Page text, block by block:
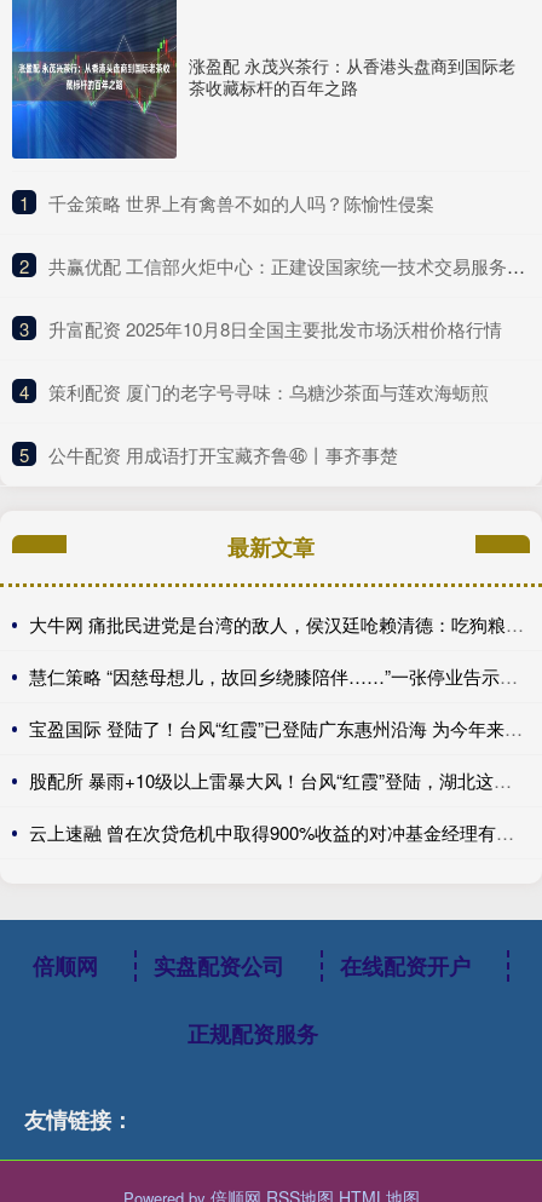
涨盈配 永茂兴茶行：从香港头盘商到国际老
茶收藏标杆的百年之路
1 ​千金策略 世界上有禽兽不如的人吗？陈愉性侵案
2 ​共赢优配 工信部火炬中心：正建设国家统一技术交易服务平台 推动建设全国一体化技术市场
3 ​升富配资 2025年10月8日全国主要批发市场沃柑价格行情
4 ​策利配资 厦门的老字号寻味：乌糖沙茶面与莲欢海蛎煎
5 ​公牛配资 用成语打开宝藏齐鲁㊻丨事齐事楚
最新文章
大牛网 痛批民进党是台湾的敌人，侯汉廷呛赖清德：吃狗粮比关心食安还快
慧仁策略 “因慈母想儿，故回乡绕膝陪伴……”一张停业告示，为何全网点赞？
宝盈国际 登陆了！台风“红霞”已登陆广东惠州沿海 为今年来登陆我国最强台风
股配所 暴雨+10级以上雷暴大风！台风“红霞”登陆，湖北这些地方是暴雨中心
云上速融 曾在次贷危机中取得900%收益的对冲基金经理有了新的做空目标
倍顺网 实盘配资公司 在线配资开户
正规配资服务
友情链接：
倍顺网 RSS地图 HTML地图